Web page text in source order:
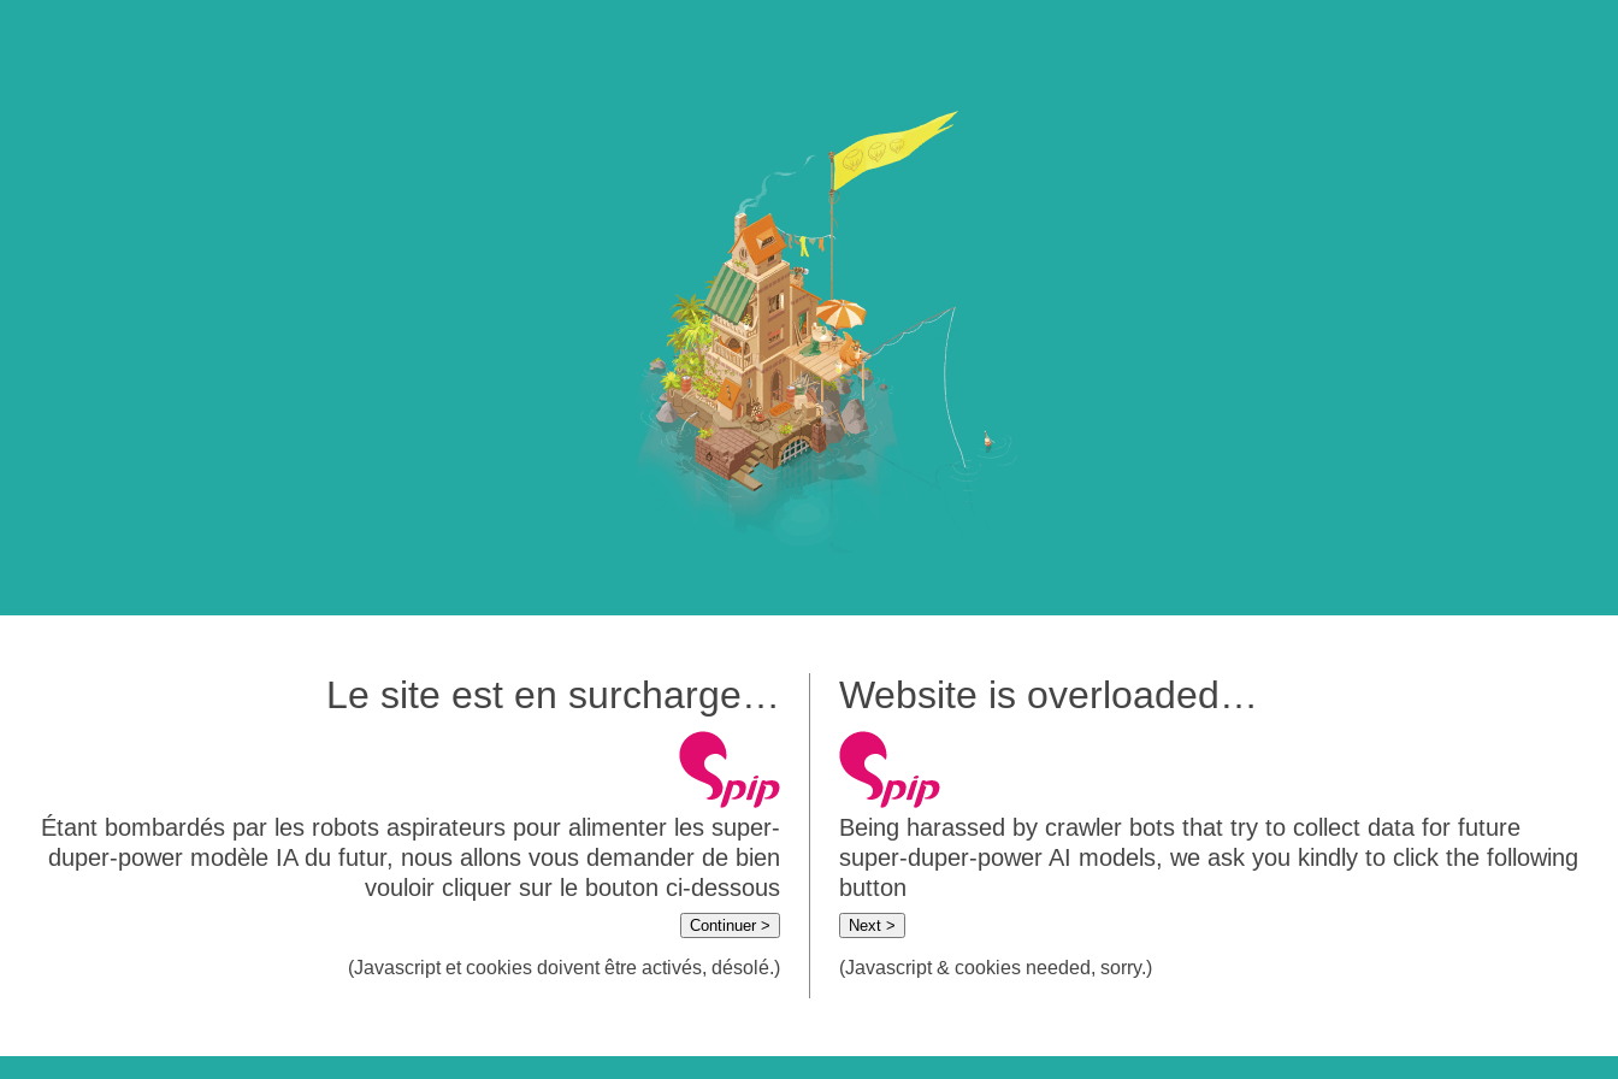
Le site est en surcharge…
Étant bombardés par les robots aspirateurs pour alimenter les super-
duper-power modèle IA du futur, nous allons vous demander de bien
vouloir cliquer sur le bouton ci-dessous
Continuer >
(Javascript et cookies doivent être activés, désolé.)
Website is overloaded…
Being harassed by crawler bots that try to collect data for future
super-duper-power AI models, we ask you kindly to click the following
button
Next >
(Javascript & cookies needed, sorry.)